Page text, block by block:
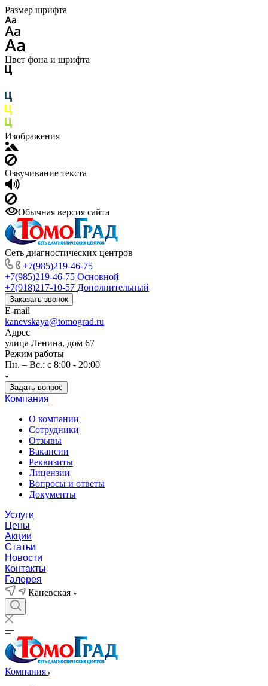
Размер шрифта
Цвет фона и шрифта
Изображения
Озвучивание текста
Обычная версия сайта
Сеть диагностических центров
+7(985)219-46-75
+7(985)219-46-75 Основной
+7(918)217-10-57 Дополнительный
Заказать звонок
E-mail
kanevskaya@tomograd.ru
Адрес
улица Ленина, дом 67
Режим работы
Пн. – Вс.: c 8:00 - 20:00
Задать вопрос
Компания
О компании
Сотрудники
Отзывы
Вакансии
Реквизиты
Лицензии
Вопросы и ответы
Документы
Услуги
Цены
Акции
Статьи
Новости
Контакты
Галерея
Каневская
Компания